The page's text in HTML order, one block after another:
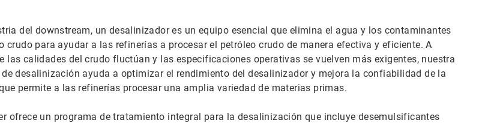
del downstream, un desalinizador es un equipo esencial que elimina el agua y los contaminantes
crudo para ayudar a las refinerías a procesar el petróleo crudo de manera efectiva y eficiente. A
las calidades del crudo fluctúan y las especificaciones operativas se vuelven más exigentes, nuestra
desalinización ayuda a optimizar el rendimiento del desalinizador y mejora la confiabilidad de la
permite a las refinerías procesar una amplia variedad de materias primas.
ofrece un programa de tratamiento integral para la desalinización que incluye desemulsificantes